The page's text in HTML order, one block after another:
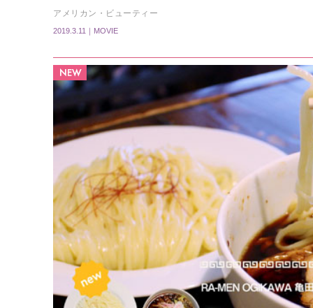
アメリカン・ビューティー
2019.3.11｜MOVIE